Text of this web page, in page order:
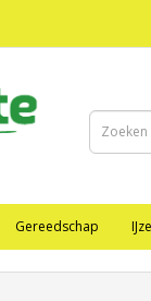
Gereedschap